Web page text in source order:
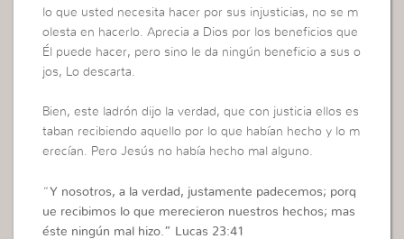
lo que usted necesita hacer por sus injusticias, no se m
olesta en hacerlo. Aprecia a Dios por los beneficios que
Él puede hacer, pero sino le da ningún beneficio a sus o
jos, Lo descarta.
Bien, este ladrón dijo la verdad, que con justicia ellos es
taban recibiendo aquello por lo que habían hecho y lo m
erecían. Pero Jesús no había hecho mal alguno.
“Y nosotros, a la verdad, justamente padecemos; porq
ue recibimos lo que merecieron nuestros hechos; mas
éste ningún mal hizo.” Lucas 23:41